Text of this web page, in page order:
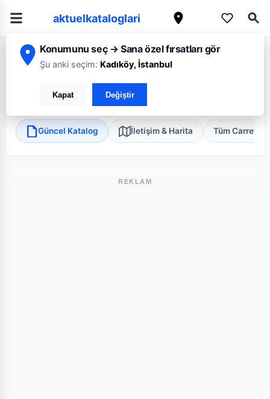
aktuelkataloglari
Konumunu seç → Sana özel fırsatları gör
Şu anki seçim: Kadıköy, İstanbul
Kapat Değiştir
Ana Sayfa/İstanbul /CarrefourSA/İstanbul Kayışdağı Yeditepe
Ataşehir, İstanbul
Güncel Katalog İletişim & Harita Tüm
REKLAM